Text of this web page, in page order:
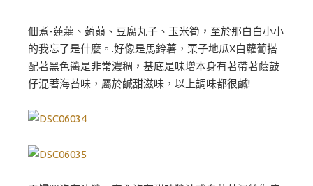
佃煮-蓮藕、蒟蒻、豆腐丸子、玉米筍，至於那白白小小
的我忘了是什麼。.好像是馬鈴薯，栗子地瓜X白蘿蔔搭
配著黑色醬是非常濃稠，基底是味增本身有著帶著蔭鼓
仔混著海苔味，屬於鹹甜滋味，以上調味都很鹹!